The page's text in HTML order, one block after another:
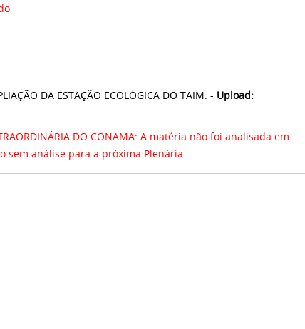
DA ESTAÇÃO ECOLÓGICA DO TAIM. - Upload:
DO CONAMA: A matéria não foi analisada em
sem análise para a próxima Plenária